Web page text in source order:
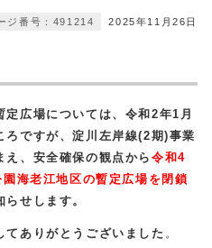
2025年11月26日
ジ番号：491214
広場については、令和2年1月
ろですが、淀川左岸線(2期)事業
え、安全確保の観点から令和4
海老江地区の暫定広場を閉鎖
せします。
ありがとうございました 。